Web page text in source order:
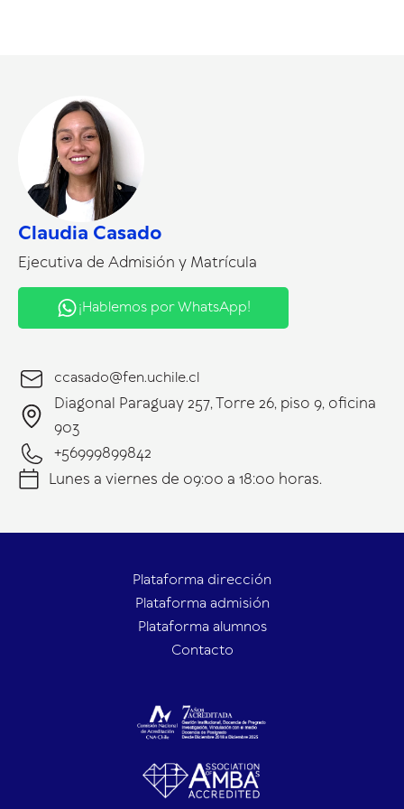
Claudia Casado
Ejecutiva de Admisión y Matrícula
¡Hablemos por WhatsApp!
ccasado@fen.uchile.cl
Diagonal Paraguay 257, Torre 26, piso 9, oficina
903
+56999899842
Lunes a viernes de 09:00 a 18:00 horas.
Plataforma dirección
Plataforma admisión
Plataforma alumnos
Contacto